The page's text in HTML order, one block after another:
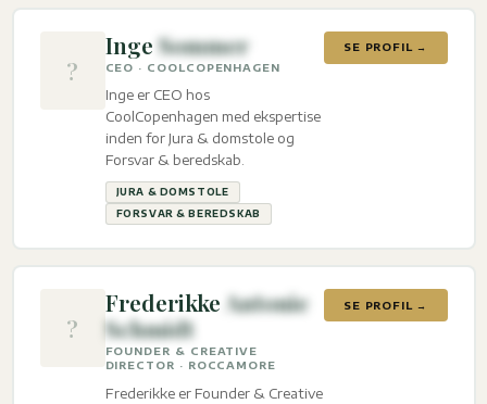
?
IngeSommer
CEO · COOLCOPENHAGEN
Inge er CEO hos
CoolCopenhagen med ekspertise
inden for Jura & domstole og
Forsvar & beredskab.
JURA & DOMSTOLE
FORSVAR & BEREDSKAB
SE PROFIL →
?
Frederikke Antonie
Schmidt
FOUNDER & CREATIVE
DIRECTOR · ROCCAMORE
Frederikke er Founder & Creative
SE PROFIL →